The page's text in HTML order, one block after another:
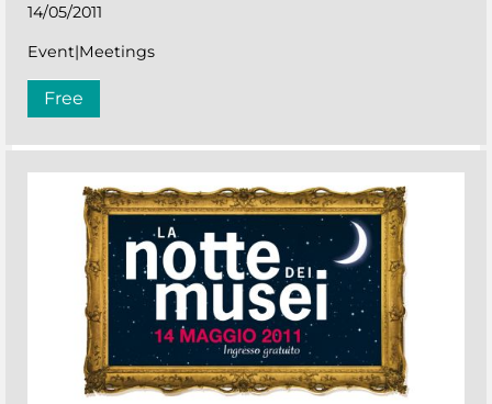
14/05/2011
Event|Meetings
Free